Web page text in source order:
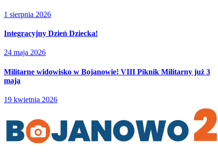
1 sierpnia 2026
Integracyjny Dzień Dziecka!
24 maja 2026
Militarne widowisko w Bojanowie! VIII Piknik Militarny już 3
maja
19 kwietnia 2026